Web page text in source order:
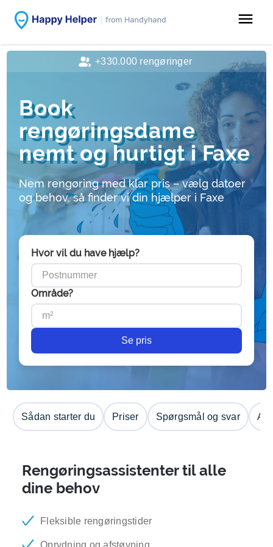
menu
Book
rengøringsdame
nemt og hurtigt i Faxe
Nem rengøring med klar pris – vælg datoer
og behov, så finder vi din hjælper i Faxe
Hvor vil du have hjælp?
Område?
Se pris
Sådan starter du Priser Spørgsmål og svar
Rengøringsassistenter til alle
dine behov
Fleksible rengøringstider
Oprydning og afstøvning
+330.000 rengøringer